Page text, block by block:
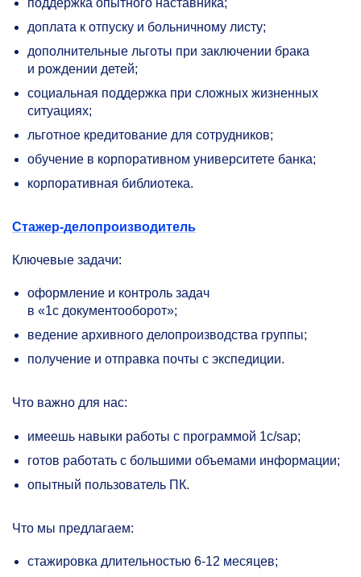
поддержка опытного наставника;
доплата к отпуску и больничному листу;
дополнительные льготы при заключении брака
и рождении детей;
социальная поддержка при сложных жизненных
ситуациях;
льготное кредитование для сотрудников;
обучение в корпоративном университете банка;
корпоративная библиотека.
Стажер-делопроизводитель
Ключевые задачи:
оформление и контроль задач
в «1с документооборот»;
ведение архивного делопроизводства группы;
получение и отправка почты с экспедиции.
Что важно для нас:
имеешь навыки работы с программой 1с/sap;
готов работать с большими объемами информации;
опытный пользователь ПК.
Что мы предлагаем:
стажировка длительностью6-12 месяцев;